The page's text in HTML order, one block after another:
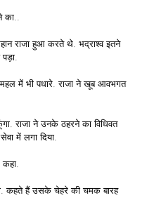
का..
राजा हुआ करते थे. भद्राश्व इतने
में भी पधारे. राजा ने खूब आवभगत
राजा ने उनके ठहरने का विधिवत
में लगा दिया.
कहा.
कहते हैं उसके चेहरे की चमक बारह